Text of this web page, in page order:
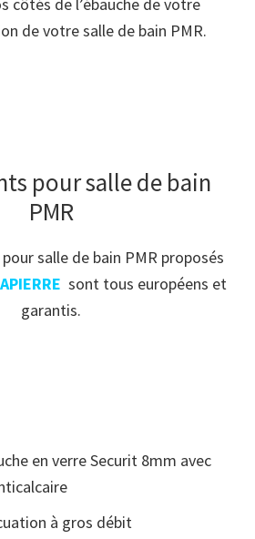
de votre salle de bain PMR.
pour salle de bain
PMR
salle de bain PMR proposés
sont tous européens et
garantis.
en verre Securit 8mm avec
à gros débit